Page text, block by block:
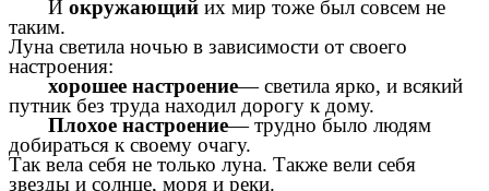
И окружающий их мир тоже был совсем не
таким.
Луна светила ночью в зависимости от своего
настроения:
хорошее настроение— светила ярко, и всякий
путник без труда находил дорогу к дому.
Плохое настроение— трудно было людям
добираться к своему очагу.
Так вела себя не только луна. Также вели себя
звезды и солнце, моря и реки.